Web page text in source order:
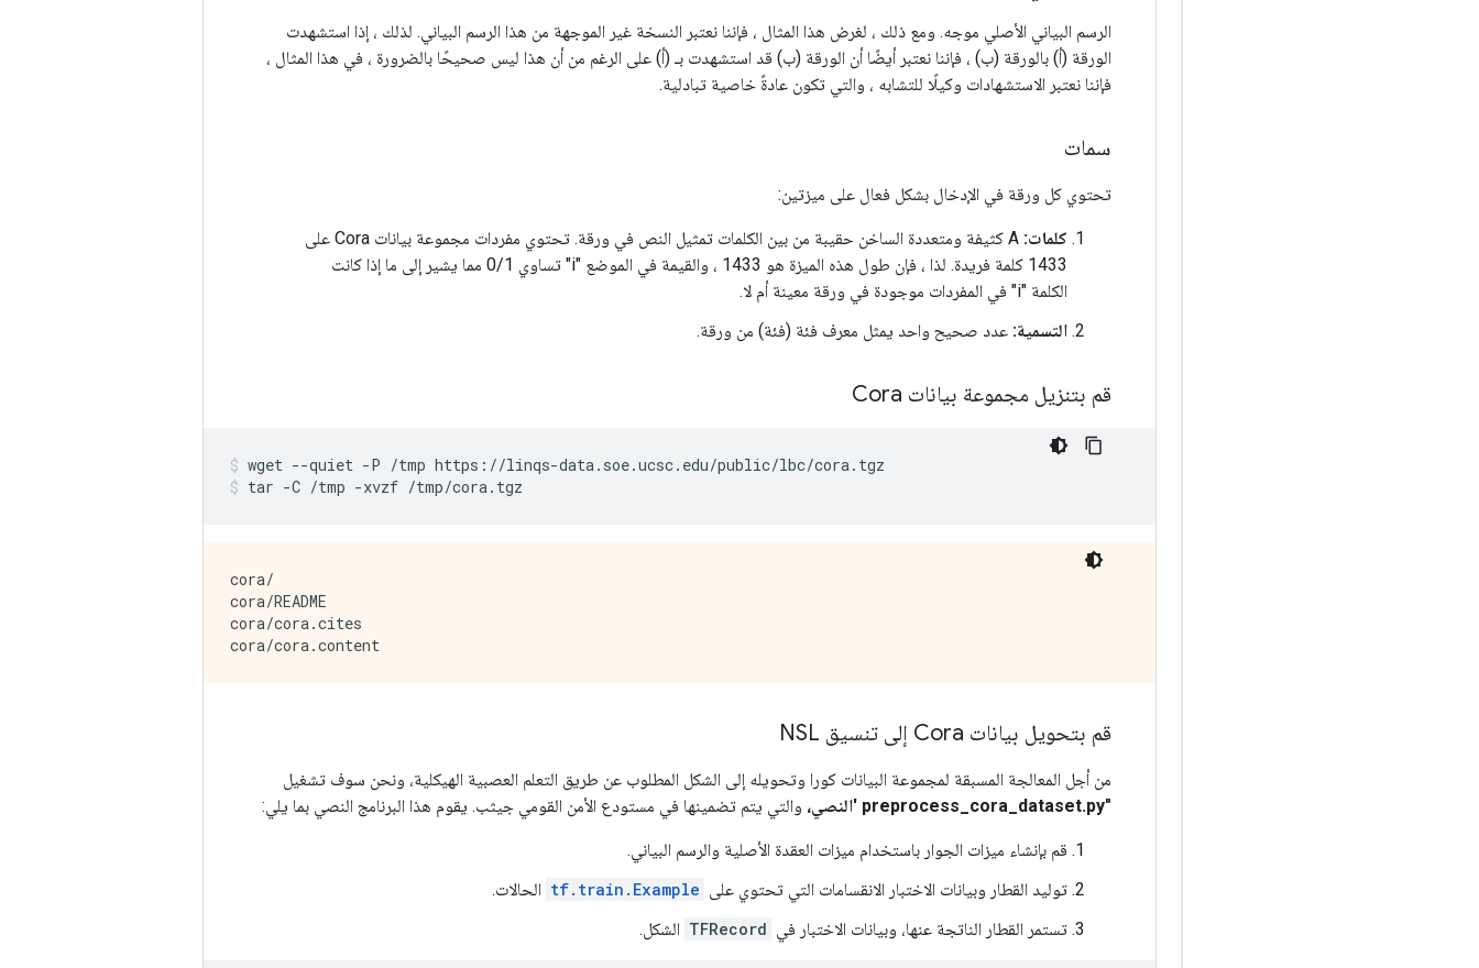
الرسم البياني الأصلي موجه. ومع ذلك ، لغرض هذا المثال ، فإننا نعتبر النسخة غير الموجهة من هذا الرسم البياني. لذلك ، إذا استشهدت
الورقة (أ) بالورقة (ب) ، فإننا نعتبر أيضًا أن الورقة (ب) قد استشهدت بـ (أ) على الرغم من أن هذا ليس صحيحًا بالضرورة ، في هذا المثال ،
فإننا نعتبر الاستشهادات وكيلًا للتشابه ، والتي تكون عادةً خاصية تبادلية.
سمات
تحتوي كل ورقة في الإدخال بشكل فعال على ميزتين:
كلمات:
A كثيفة ومتعددة الساخن حقيبة من بين الكلمات تمثيل النص في ورقة. تحتوي مفردات مجموعة بيانات Cora على
1433 كلمة فريدة. لذا ، فإن طول هذه الميزة هو 1433 ، والقيمة في الموضع "i" تساوي 0/1 مما يشير إلى ما إذا كانت
الكلمة "i" في المفردات موجودة في ورقة معينة أم لا.
التسمية: عدد صحيح واحد يمثل معرف فئة (فئة) من ورقة.
قم بتنزيل مجموعة بيانات Cora
wget --quiet -P /tmp https ://linqs-data. soe.ucsc. edu/public/lbc/cora. tgz
tar -C /tmp -xvzf /tmp/cora. tgz
cora/
cora/README
cora/cora.cites
قم بتحويل بيانات Cora إلى تنسيق NSL
من أجل المعالجة المسبقة لمجموعة البيانات كورا وتحويله إلى الشكل المطلوب عن طريق التعلم العصبية الهيكلية، ونحن سوف تشغيل
"preprocess_cora_dataset.py 'النصي،
والتي يتم تضمينها في مستودع الأمن القومي جيثب. يقوم هذا البرنامج النصي بما يلي:
قم بإنشاء ميزات الجوار باستخدام ميزات العقدة الأصلية والرسم البياني.
توليد القطار وبيانات الاختبار الانقسامات التي تحتوي على tf.train.Example الحالات.
تستمر القطار الناتجة عنها، وبيانات الاختبار في TFRecord الشكل.